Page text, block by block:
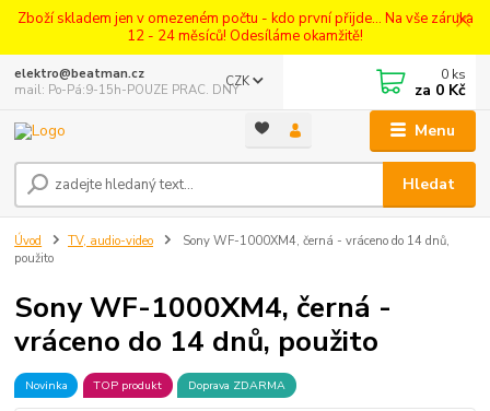
Zboží skladem jen v omezeném počtu - kdo první přijde... Na vše záruka
12 - 24 měsíců! Odesíláme okamžitě!
Menu
CZK
Hledat
elektro@beatman.cz
mail: Po-Pá:9-15h-POUZE PRAC. DNY
0 ks
za 0 Kč
Úvod TV, audio-video
Sony WF-1000XM4, černá - vráceno do 14 dnů,
použito
Sony WF-1000XM4, černá -
vráceno do 14 dnů, použito
Novinka TOP produkt Doprava ZDARMA